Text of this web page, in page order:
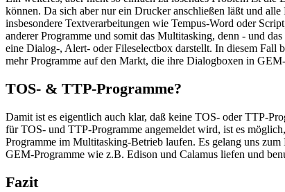
können. Da sich aber nur ein Drucker anschließen läßt und
insbesondere Textverarbeitungen wie Tempus-Word oder
anderer Programme und somit das Multitasking, denn - und
eine Dialog-, Alert- oder Fileselectbox darstellt. In diesem Fall
mehr Programme auf den Markt, die ihre Dialogboxen in
TOS- & TTP-Programme?
Damit ist es eigentlich auch klar, daß keine TOS- oder TTP-
für TOS- und TTP-Programme angemeldet wird, ist es
Programme im Multitasking-Betrieb laufen. Es gelang uns
GEM-Programme wie z.B. Edison und Calamus liefen und
Fazit